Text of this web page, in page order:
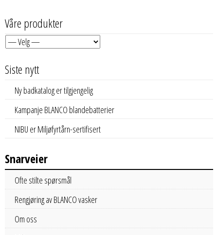
Våre produkter
Siste nytt
Ny badkatalog er tilgjengelig
Kampanje BLANCO blandebatterier
NIBU er Miljøfyrtårn-sertifisert
Snarveier
Ofte stilte spørsmål
Rengjøring av BLANCO vasker
Om oss